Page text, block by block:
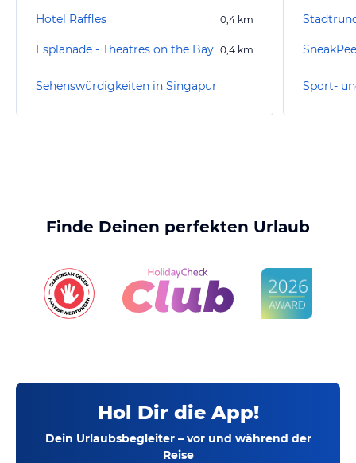
Hotel Raffles 0,4 km
Esplanade - Theatres on the Bay 0,4 km
Sehenswürdigkeiten in Singapur
Finde Deinen perfekten Urlaub
Hol Dir die App!
Dein Urlaubsbegleiter – vor und während der
Reise